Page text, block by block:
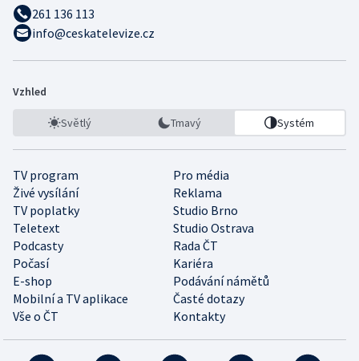
261 136 113
info@ceskatelevize.cz
Vzhled
Světlý Tmavý Systém
TV program
Pro média
Živé vysílání
Reklama
TV poplatky
Studio Brno
Teletext
Studio Ostrava
Podcasty
Rada ČT
Počasí
Kariéra
E-shop
Podávání námětů
Mobilní a TV aplikace
Časté dotazy
Vše o ČT
Kontakty